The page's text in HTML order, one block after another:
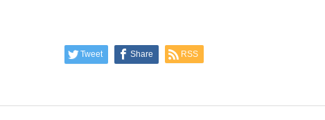
Tweet Share RSS